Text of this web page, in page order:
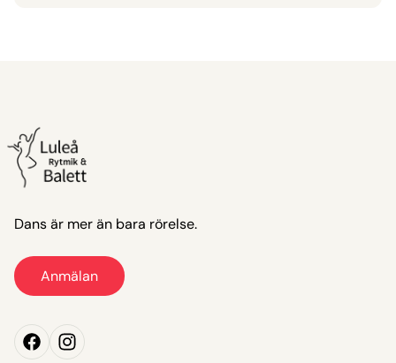
Dans är mer än bara rörelse.
Anmälan
Anmälan